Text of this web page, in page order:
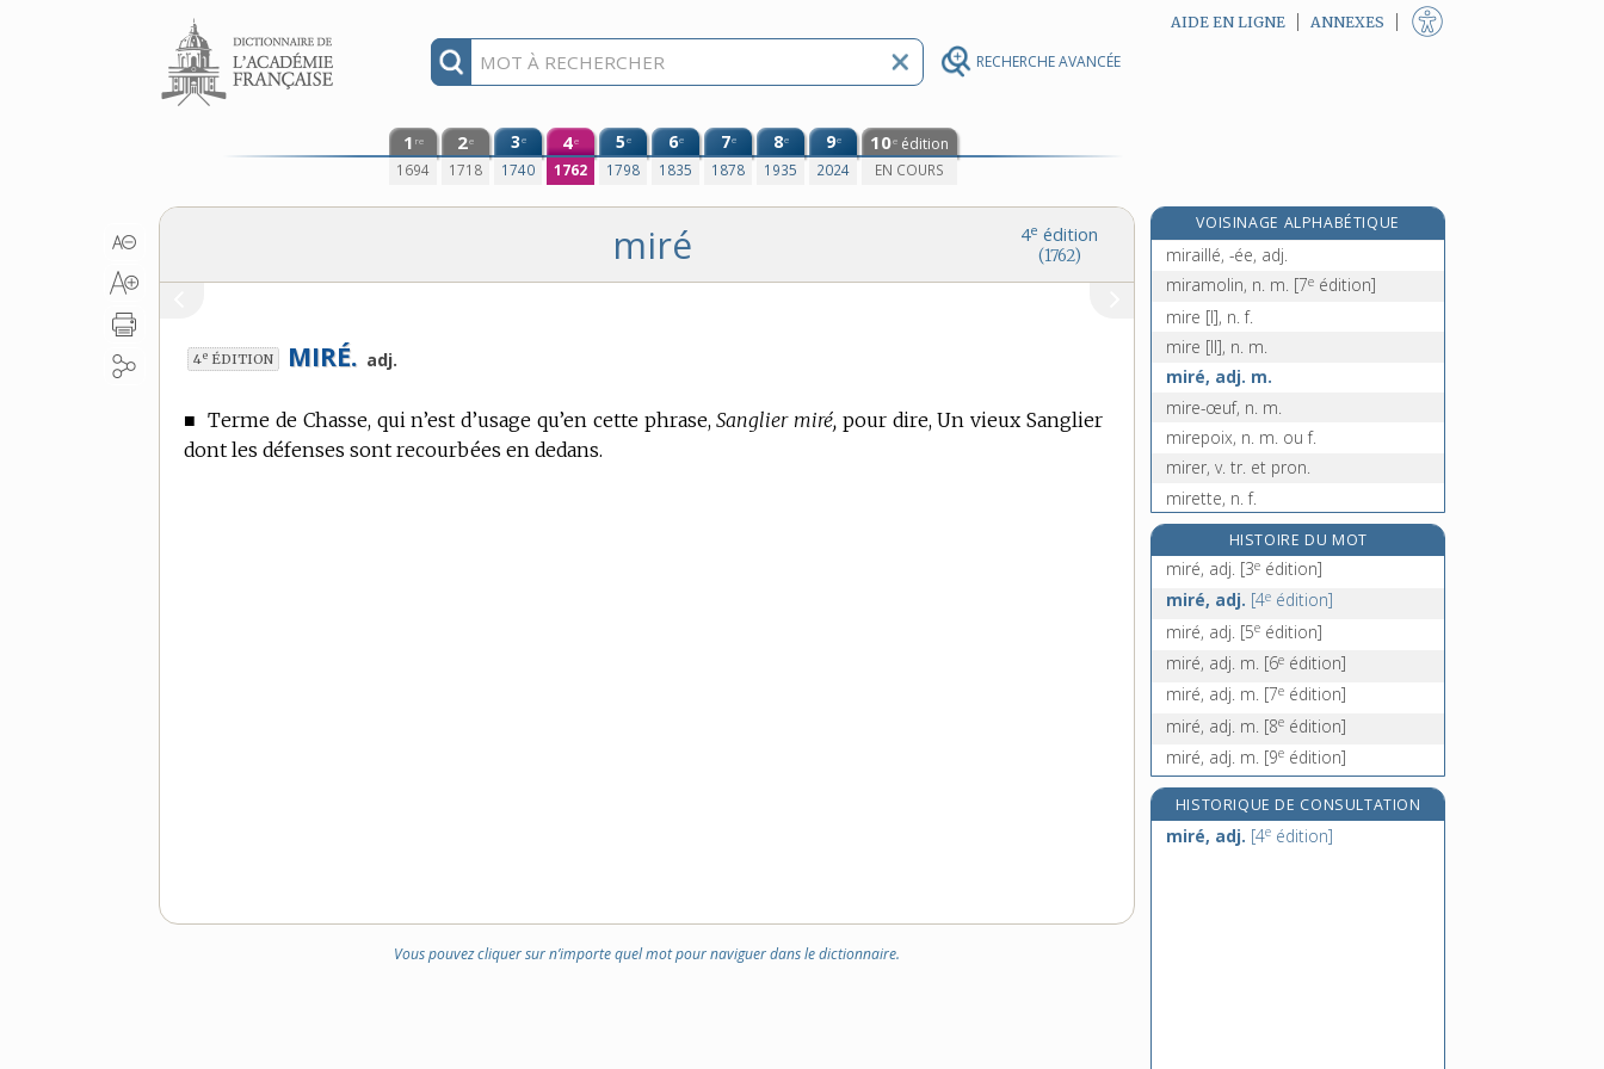
RECHERCHE AVANCÉE
Aller au contenu AIDE EN LIGNE ANNEXES
1 re
1694
2e
1718
3e
1740
4e
1762
5e
1798
6e
1835
7e
1878
8e
1935
9e
2024
10e édition
EN COURS
4e édition
(1762)
miré
4e ÉDITION MIRÉ. adj.
■Terme de Chasse, qui n’est d’usage qu’en cette phrase,Sanglier miré, pour dire, Un vieux Sanglier
dont les défenses sont recourbées en dedans.
Vous pouvez cliquer sur n’importe quel mot pour naviguer dans le dictionnaire.
VOISINAGE ALPHABÉTIQUE
mirage, n. m.
miraillé, -ée, adj.
miramolin, n. m. [7e édition]
mire [I], n. f.
mire [II], n. m.
miré, adj. m.
mire-œuf, n. m.
mirepoix, n. m. ou f.
mirer, v. tr. et pron.
mirette, n. f.
mirettes, n. f. pl.
mireur, euse, n.[8eédition]
mirifique, adj.
mirliflore, n. m.
HISTOIRE DU MOT
miré, adj. [3e édition]
miré, adj. [4e édition]
miré, adj. [5e édition]
miré, adj. m. [6e édition]
miré, adj. m. [7e édition]
miré, adj. m. [8e édition]
miré, adj. m. [9e édition]
HISTORIQUE DE CONSULTATION
miré, adj. [4e édition]